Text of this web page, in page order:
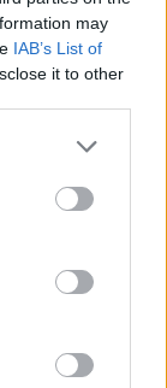
may
IAB’s List of
it to other
more Google
may click to
party tags to
below Google
utódja a Red